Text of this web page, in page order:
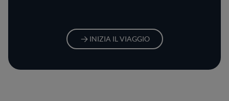
INIZIA IL VIAGGIO